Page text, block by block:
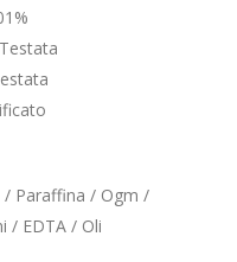
/ Paraffina / Ogm /
/ EDTA / Oli